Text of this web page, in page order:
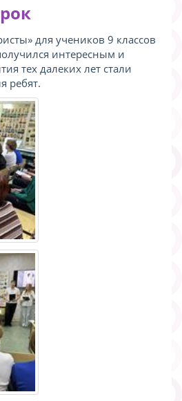
для учеников 9 классов
интересным и
тех далеких лет стали
ребят.